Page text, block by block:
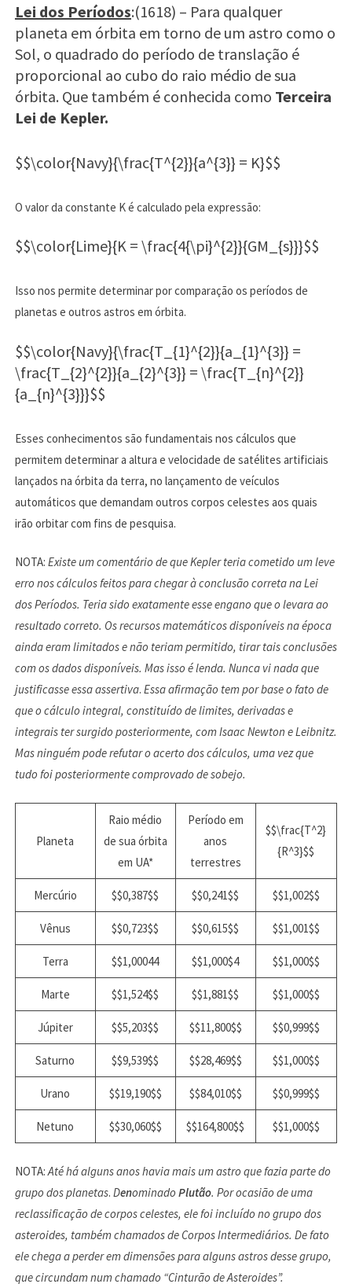
Lei dos Períodos:(1618) – Para qualquer
planeta em órbita em torno de um astro como o
Sol, o quadrado do período de translação é
proporcional ao cubo do raio médio de sua
órbita. Que também é conhecida como Terceira
Lei de Kepler.
$$\color{Navy}{\frac{T^{2}}{a^{3}} = K}$$
O valor da constante K é calculado pela expressão:
$$\color{Lime}{K = \frac{4{\pi}^{2}}{GM_{s}}}$$
Isso nos permite determinar por comparação os períodos de
planetas e outros astros em órbita.
$$\color{Navy}{\frac{T_{1}^{2}}{a_{1}^{3}} =
\frac{T_{2}^{2}}{a_{2}^{3}} = \frac{T_{n}^{2}}
{a_{n}^{3}}}$$
Esses conhecimentos são fundamentais nos cálculos que
permitem determinar a altura e velocidade de satélites artificiais
lançados na órbita da terra, no lançamento de veículos
automáticos que demandam outros corpos celestes aos quais
irão orbitar com fins de pesquisa.
NOTA: Existe um comentário de que Kepler teria cometido um leve
erro nos cálculos feitos para chegar à conclusão correta na Lei
dos Períodos. Teria sido exatamente esse engano que o levara ao
resultado correto. Os recursos matemáticos disponíveis na época
ainda eram limitados e não teriam permitido, tirar tais conclusões
com os dados disponíveis. Mas isso é lenda. Nunca vi nada que
justificasse essa assertiva. Essa afirmação tem por base o fato de
que o cálculo integral, constituído de limites, derivadas e
integrais ter surgido posteriormente, com Isaac Newton e Leibnitz.
Mas ninguém pode refutar o acerto dos cálculos, uma vez que
tudo foi posteriormente comprovado de sobejo.
Planeta
Raio médio
de sua órbita
em UA*
Período em
anos
terrestres
$$\frac{T^2}
{R^3}$$
Mercúrio $$0,387$$ $$0,241$$ $$1,002$$
Vênus $$0,723$$ $$0,615$$ $$1,001$$
Terra $$1,00044 $$1,000$4 $$1,000$$
Marte $$1,524$$ $$1,881$$ $$1,000$$
Júpiter $$5,203$$ $$11,800$$ $$0,999$$
Saturno $$9,539$$ $$28,469$$ $$1,000$$
Urano $$19,190$$ $$84,010$$ $$0,999$$
Netuno $$30,060$$ $$164,800$$ $$1,000$$
NOTA:Até há alguns anos havia mais um astro que fazia parte do
grupo dos planetas. Denominado Plutão. Por ocasião de uma
reclassificação de corpos celestes, ele foi incluído no grupo dos
asteroides, também chamados de Corpos Intermediários. De fato
ele chega a perder em dimensões para alguns astros desse grupo,
que circundam num chamado “Cinturão de Asteroides”.